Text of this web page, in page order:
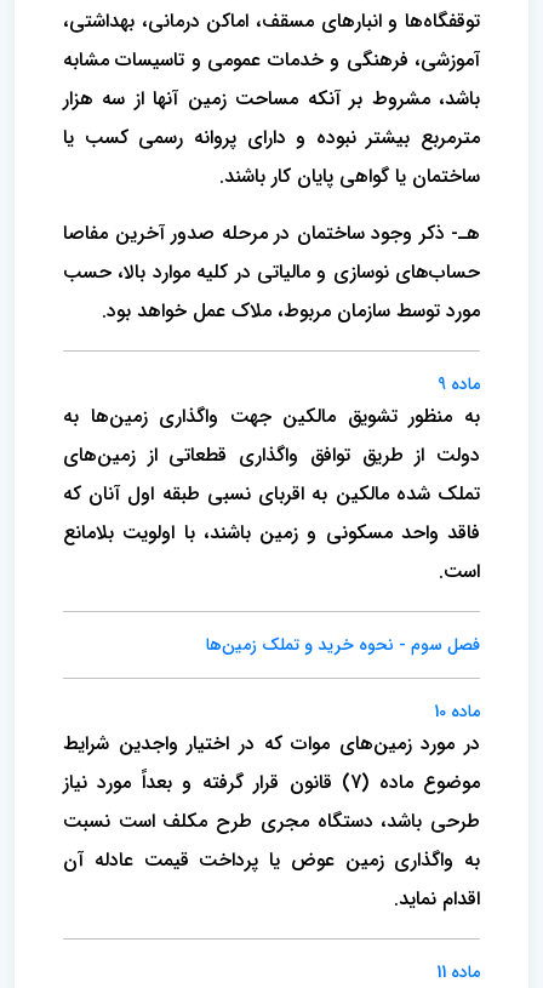
توقفگاه‌ها و انبارهای مسقف، اماکن درمانی، بهداشتی،
آموزشی، فرهنگی و خدمات عمومی و تاسیسات مشابه
باشد، مشروط بر آنکه مساحت زمین آنها از سه هزار
مترمربع بیشتر نبوده و دارای پروانه رسمی کسب یا
ساختمان یا گواهی پایان کار باشند.
هـ- ذکر وجود ساختمان در مرحله صدور آخرین مفاصا
حساب‌های نوسازی و مالیاتی در کلیه موارد بالا، حسب
مورد توسط سازمان مربوط، ملاک عمل خواهد بود.
ماده 9
به منظور تشویق مالکین جهت واگذاری زمین‌ها به
دولت از طریق توافق واگذاری قطعاتی از زمین‌های
تملک شده مالکین به اقربای نسبی طبقه اول آنان که
فاقد واحد مسکونی و زمین باشند، با اولویت بلامانع
است.
فصل سوم - نحوه خرید و تملک زمین‌ها
ماده 10
در مورد زمین‌های موات که در اختیار واجدین شرایط
موضوع ماده (7) قانون قرار گرفته و بعداً مورد نیاز
طرحی باشد، دستگاه مجری طرح مکلف است نسبت
به واگذاری زمین عوض یا پرداخت قیمت عادله آن
اقدام نماید.
ماده 11